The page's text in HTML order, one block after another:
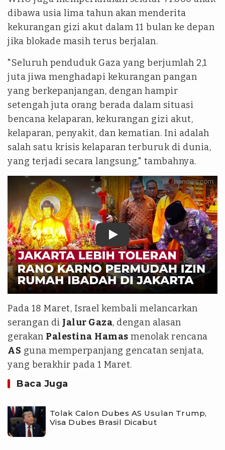
dibawa usia lima tahun akan menderita
kekurangan gizi akut dalam 11 bulan ke depan
jika blokade masih terus berjalan.
"Seluruh penduduk Gaza yang berjumlah 2,1
juta jiwa menghadapi kekurangan pangan
yang berkepanjangan, dengan hampir
setengah juta orang berada dalam situasi
bencana kelaparan, kekurangan gizi akut,
kelaparan, penyakit, dan kematian. Ini adalah
salah satu krisis kelaparan terburuk di dunia,
yang terjadi secara langsung," tambahnya.
tvonenews
Pada 18 Maret, Israel kembali melancarkan
serangan di Jalur Gaza, dengan alasan
gerakan Palestina Hamas menolak rencana
AS guna memperpanjang gencatan senjata,
yang berakhir pada 1 Maret.
Baca Juga
Tolak Calon Dubes AS Usulan Trump,
Visa Dubes Brasil Dicabut